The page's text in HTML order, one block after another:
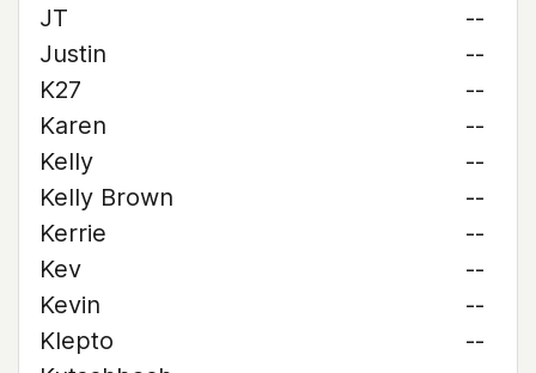
JT
--
Justin
--
K27
--
Karen
--
Kelly
--
Kelly Brown
--
Kerrie
--
Kev
--
Kevin
--
Klepto
--